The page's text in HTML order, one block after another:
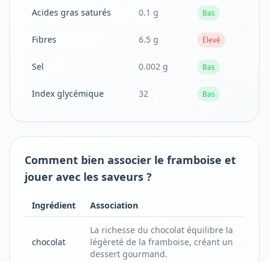
Acides gras saturés 0.1 g Bas
Fibres 6.5 g Élevé
Sel 0.002 g Bas
Index glycémique 32 Bas
Comment bien associer le framboise et
jouer avec les saveurs ?
Ingrédient Association
chocolat
La richesse du chocolat équilibre la
légèreté de la framboise, créant un
dessert gourmand.